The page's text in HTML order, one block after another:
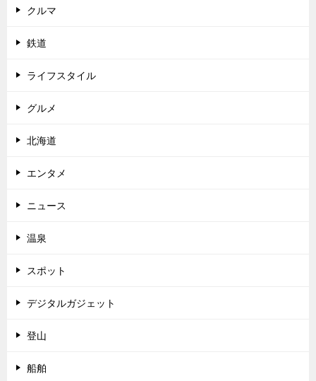
クルマ
鉄道
ライフスタイル
グルメ
北海道
エンタメ
ニュース
温泉
スポット
デジタルガジェット
登山
船舶